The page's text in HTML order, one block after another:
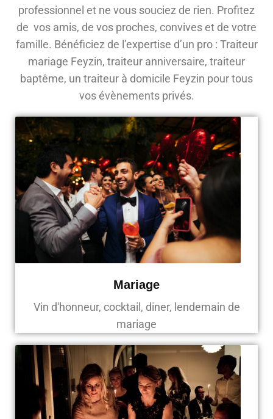
professionnel et ne vous souciez de rien. Profitez
de vos amis, de vos proches, convives et de votre
famille. Bénéficiez de l’expertise d’un pro : Traiteur
mariage Feyzin, traiteur anniversaire, traiteur
baptême, un traiteur à domicile Feyzin pour tous
vos évènements privés.
Mariage
Vin d'honneur, cocktail, diner, lendemain de
mariage